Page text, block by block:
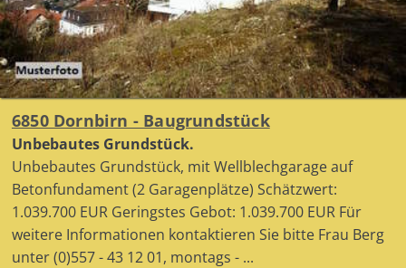
6850 Dornbirn - Baugrundstück
Unbebautes Grundstück.
Unbebautes Grundstück, mit Wellblechgarage auf
Betonfundament (2 Garagenplätze) Schätzwert:
1.039.700 EUR Geringstes Gebot: 1.039.700 EUR Für
weitere Informationen kontaktieren Sie bitte Frau Berg
unter (0)557 - 43 12 01, montags - ...